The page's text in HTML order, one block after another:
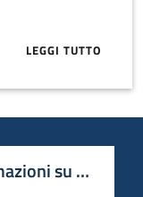
LEGGI TUTTO
ABOUT
su questa